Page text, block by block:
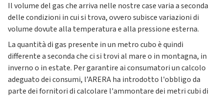
Il volume del gas che arriva nelle nostre case varia a seconda
delle condizioni in cui si trova, ovvero subisce variazioni di
volume dovute alla temperatura e alla pressione esterna.
La quantità di gas presente in un metro cubo è quindi
differente a seconda che ci si trovi al mare o in montagna, in
inverno o in estate. Per garantire ai consumatori un calcolo
adeguato dei consumi, l’ARERA ha introdotto l'obbligo da
parte dei fornitori di calcolare l'ammontare dei metri cubi di